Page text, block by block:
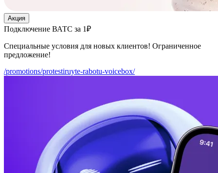
Акция
Подключение ВАТС за 1₽
Специальные условия для новых клиентов! Ограниченное
предложение!
/promotions/protestiruyte-rabotu-voicebox/